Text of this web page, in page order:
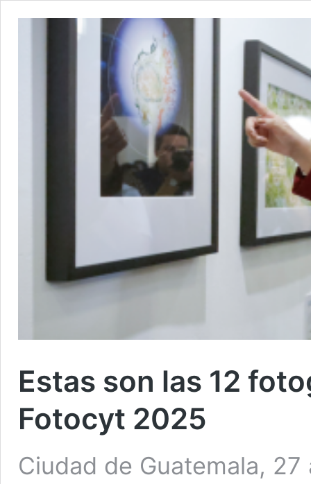
Estas son las 12
Fotocyt 2025
Ciudad de Guatemala,